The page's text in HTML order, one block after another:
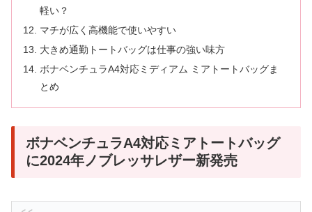
軽い？
マチが広く高機能で使いやすい
大きめ通勤トートバッグは仕事の強い味方
ボナベンチュラA4対応ミディアム ミアトートバッグま
とめ
ボナベンチュラA4対応ミアトートバッグ
に2024年ノブレッサレザー新発売